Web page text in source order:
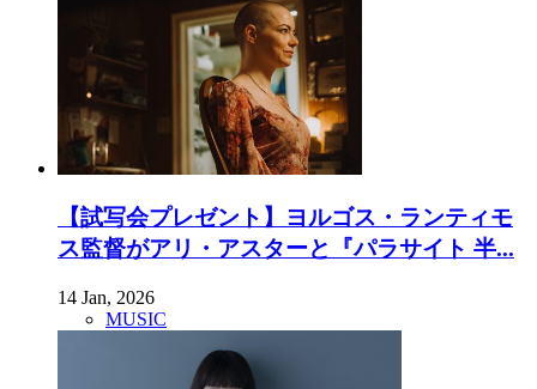
【試写会プレゼント】ヨルゴス・ランティモ
ス監督がアリ・アスターと『パラサイト 半...
14 Jan, 2026
MUSIC